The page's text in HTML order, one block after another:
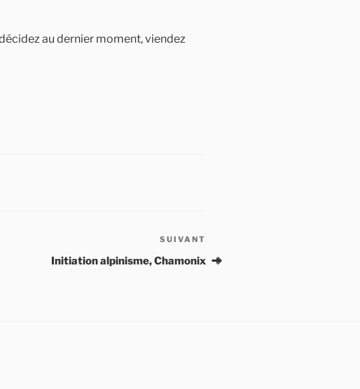
au dernier moment, viendez
suivant
SUIVANT
Initiation alpinisme, Chamonix